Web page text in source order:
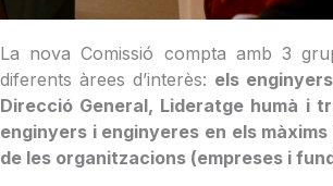
La nova Comissió compta amb 3
diferents àrees d’interès: els
Direcció General, Lideratge humà i
enginyers i enginyeres en els
de les organitzacions (empreses i